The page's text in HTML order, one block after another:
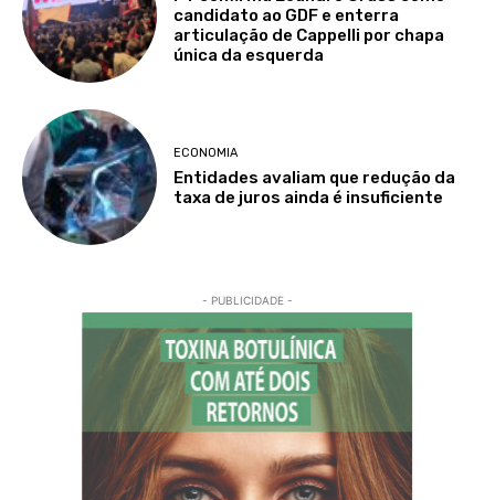
candidato ao GDF e enterra
articulação de Cappelli por chapa
única da esquerda
ECONOMIA
Entidades avaliam que redução da
taxa de juros ainda é insuficiente
- PUBLICIDADE -